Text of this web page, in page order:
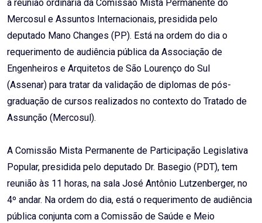
a reunião ordinária da Comissão Mista Permanente do
Mercosul e Assuntos Internacionais, presidida pelo
deputado Mano Changes (PP). Está na ordem do dia o
requerimento de audiência pública da Associação de
Engenheiros e Arquitetos de São Lourenço do Sul
(Assenar) para tratar da validação de diplomas de pós-
graduação de cursos realizados no contexto do Tratado de
Assunção (Mercosul).
A Comissão Mista Permanente de Participação Legislativa
Popular, presidida pelo deputado Dr. Basegio (PDT), tem
reunião às 11 horas, na sala José Antônio Lutzenberger, no
4º andar. Na ordem do dia, está o requerimento de audiência
pública conjunta com a Comissão de Saúde e Meio